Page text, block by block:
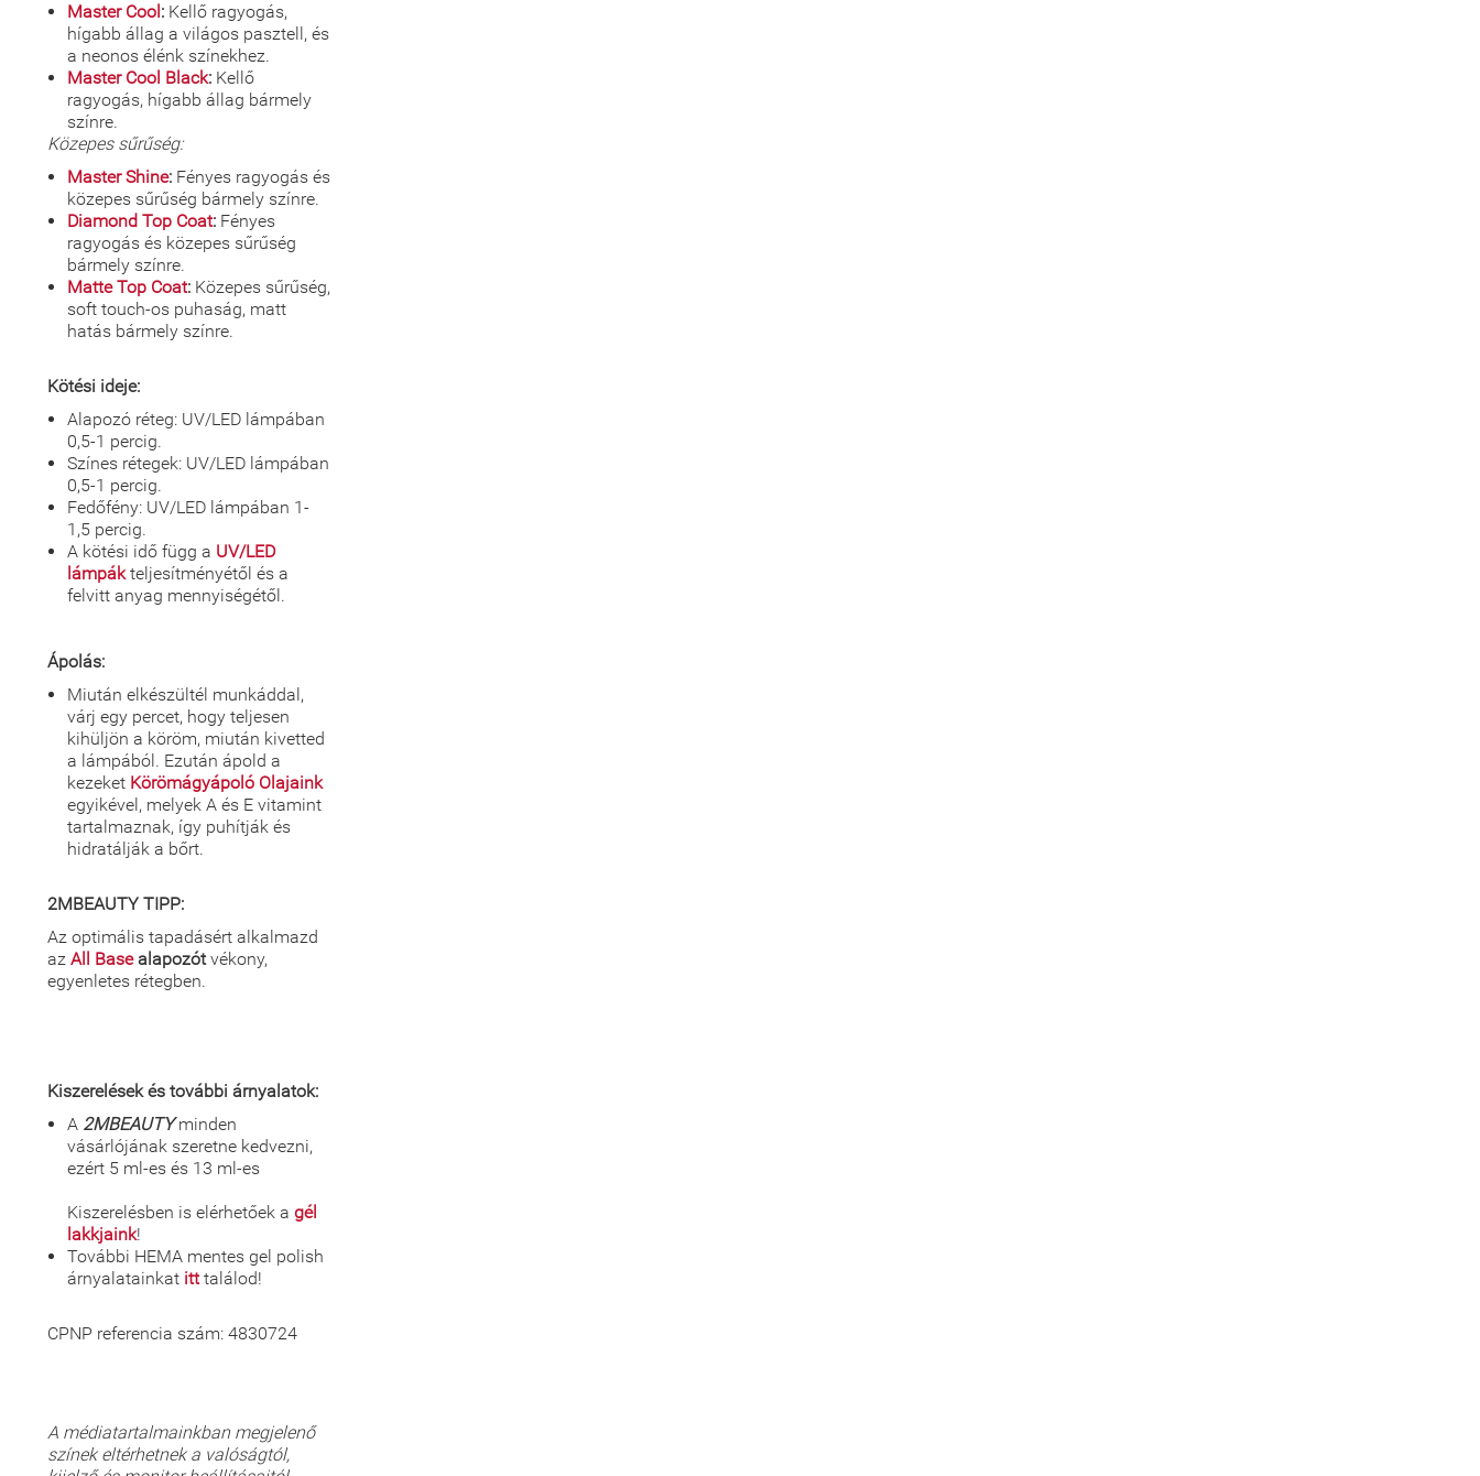
Master Cool: Kellő ragyogás,
hígabb állag a világos pasztell, és
a neonos élénk színekhez.
Master Cool Black: Kellő
ragyogás, hígabb állag bármely
színre.
Közepes sűrűség:
Master Shine: Fényes ragyogás és
közepes sűrűség bármely színre.
Diamond Top Coat: Fényes
ragyogás és közepes sűrűség
bármely színre.
Matte Top Coat: Közepes sűrűség,
soft touch-os puhaság, matt
hatás bármely színre.
Kötési ideje:
Alapozó réteg: UV/LED lámpában
0,5-1 percig.
Színes rétegek: UV/LED lámpában
0,5-1 percig.
Fedőfény: UV/LED lámpában 1-
1,5 percig.
A kötési idő függ a UV/LED
lámpákteljesítményétől és a
felvitt anyag mennyiségétől.
Ápolás:
Miután elkészültél munkáddal,
várj egy percet, hogy teljesen
kihüljön a köröm, miután kivetted
a lámpából. Ezután ápold a
kezeket Körömágyápoló Olajaink
egyikével, melyek A és E vitamint
tartalmaznak, így puhítják és
hidratálják a bőrt.
2MBEAUTY TIPP:
Az optimális tapadásért alkalmazd
az All Basealapozótvékony,
egyenletes rétegben.
Kiszerelések és további árnyalatok:
A 2MBEAUTYminden
vásárlójának szeretne kedvezni,
ezért 5 ml-es és 13 ml-es
Kiszerelésben is elérhetőek a gél
lakkjaink!
További HEMA mentes gel polish
árnyalatainkat itttalálod!
CPNP referencia szám: 4830724
A médiatartalmainkban megjelenő
színek eltérhetnek a valóságtól,